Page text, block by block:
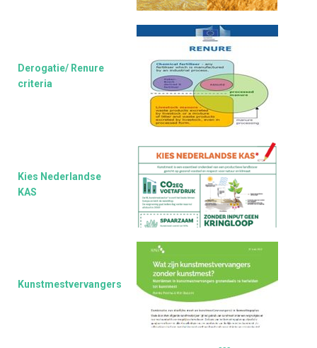
Derogatie/ Renure
criteria
Kies Nederlandse
KAS
Kunstmestvervangers